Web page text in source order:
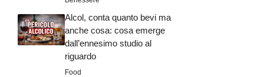
Alcol, conta quanto bevi ma
anche cosa: cosa emerge
dall’ennesimo studio al
riguardo
Food